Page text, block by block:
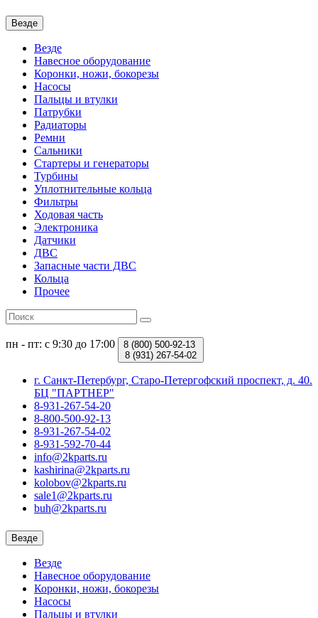
Везде
Везде
Навесное оборудование
Коронки, ножи, бокорезы
Насосы
Пальцы и втулки
Патрубки
Радиаторы
Ремни
Сальники
Стартеры и генераторы
Турбины
Уплотнительные кольца
Фильтры
Ходовая часть
Электроника
Датчики
ДВС
Запасные части ДВС
Кольца
Прочее
пн - пт: с 9:30 до 17:00 8 (800) 500-92-13
8 (931) 267-54-02
г. Санкт-Петербург, Старо-Петергофский проспект, д. 40.
БЦ "ПАРТНЕР"
8-931-267-54-20
8-800-500-92-13
8-931-267-54-02
8-931-592-70-44
info@2kparts.ru
kashirina@2kparts.ru
kolobov@2kparts.ru
sale1@2kparts.ru
buh@2kparts.ru
Везде
Везде
Навесное оборудование
Коронки, ножи, бокорезы
Насосы
Пальцы и втулки